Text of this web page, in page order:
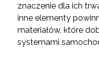
znaczenie dla ich
inne elementy
materiałów, które
systemami